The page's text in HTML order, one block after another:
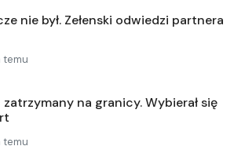
nie był. Zełenski odwiedzi partnera
temu
na granicy. Wybierał się
temu